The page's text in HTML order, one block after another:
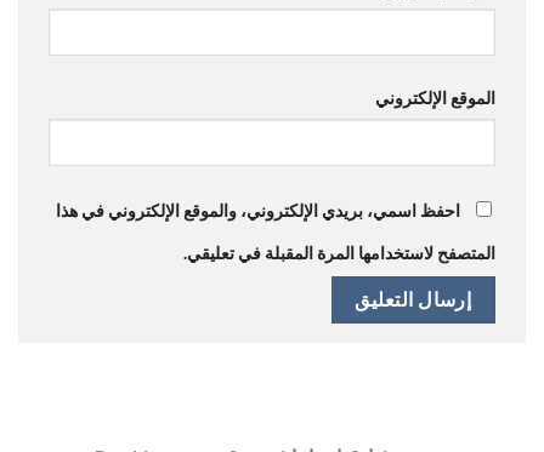
الموقع الإلكتروني
احفظ اسمي، بريدي الإلكتروني، والموقع الإلكتروني في هذا
المتصفح لاستخدامها المرة المقبلة في تعليقي.